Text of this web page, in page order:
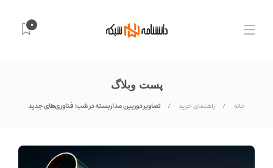
0
پست وبلاگ
خانه راهنمای خرید تصاویر دوربین مداربسته در شب: فناوری‌های جدید